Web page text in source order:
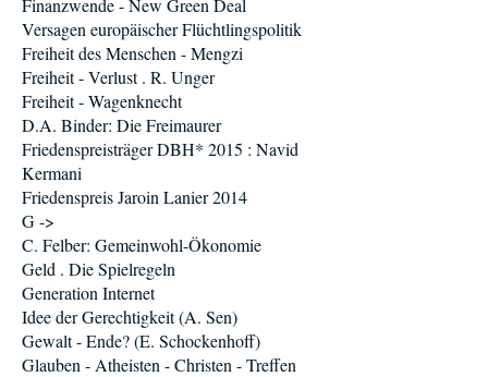
Finanzwende - New Green Deal
Versagen europäischer Flüchtlingspolitik
Freiheit des Menschen - Mengzi
Freiheit - Verlust . R. Unger
Freiheit - Wagenknecht
D.A. Binder: Die Freimaurer
Friedenspreisträger DBH* 2015 : Navid
Kermani
Friedenspreis Jaroin Lanier 2014
G ->
C. Felber: Gemeinwohl-Ökonomie
Geld . Die Spielregeln
Generation Internet
Idee der Gerechtigkeit (A. Sen)
Gewalt - Ende? (E. Schockenhoff)
Glauben - Atheisten - Christen - Treffen